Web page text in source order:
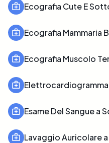
Ecografia Cute E
Ecografia Mammaria
Ecografia Muscolo
Esame Del Sangue a
Lavaggio Auricolare